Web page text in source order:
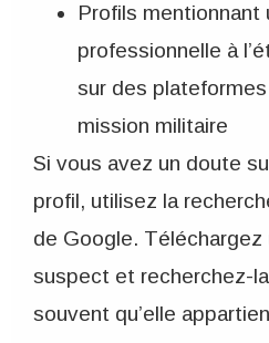
Profils mentionnant
professionnelle à
sur des
mission militaire
Si vous avez un doute
profil, utilisez la
de Google.
suspect et recherchez-
souvent qu’elle